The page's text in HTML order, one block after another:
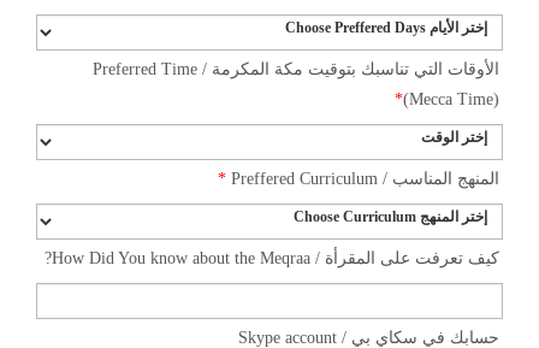
الأوقات التي تناسبك بتوقيت مكة المكرمة / Preferred Time
(Mecca Time)
*
المنهج المناسب / Preffered Curriculum *
كيف تعرفت على المقرأة / How Did You know about the Meqraa?
حسابك في سكاي بي / Skype account